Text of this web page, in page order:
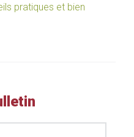
pratiques et bien